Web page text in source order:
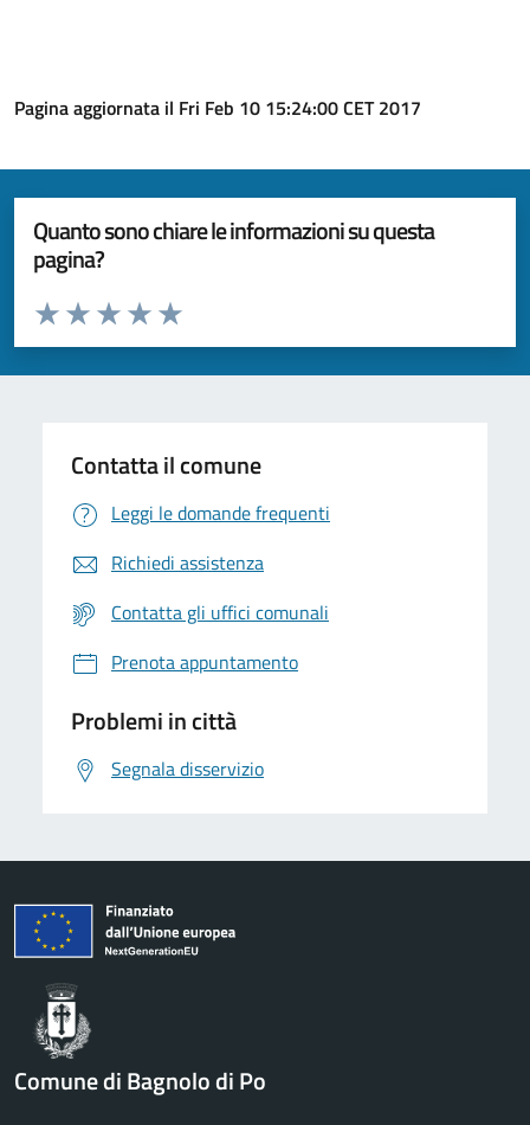
Pagina aggiornata il Fri Feb 10 15:24:00 CET 2017
Quanto sono chiare le informazioni su questa
pagina?
Valuta da 1 a 5 stelle la pagina
Valuta 5 stelle su 5
Valuta 4 stelle su 5
Valuta 3 stelle su 5
Valuta 2 stelle su 5
Valuta 1 stelle su 5
Contatta il comune
Leggi le domande frequenti
Richiedi assistenza
Contatta gli uffici comunali
Prenota appuntamento
Problemi in città
Segnala disservizio
Comune di Bagnolo di Po